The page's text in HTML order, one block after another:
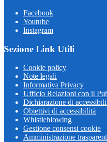
Facebook
Youtube
Instagram
Sezione Link Utili
Cookie policy
Note legali
Informativa Privacy
Ufficio Relazioni con il
Dichiarazione di
Obiettivi di accessibilità
Whistleblowing
Gestione consensi cookie
Amministrazione